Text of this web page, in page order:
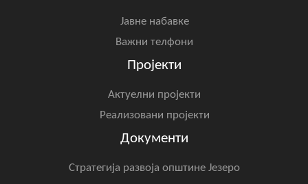
Јавне набавке
Важни телфони
Пројекти
Актуелни пројекти
Реализовани пројекти
Документи
Стратегија развоја општине Језеро